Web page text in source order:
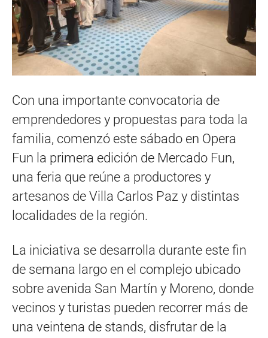
Con una importante convocatoria de
emprendedores y propuestas para toda la
familia, comenzó este sábado en Opera
Fun la primera edición de Mercado Fun,
una feria que reúne a productores y
artesanos de Villa Carlos Paz y distintas
localidades de la región.
La iniciativa se desarrolla durante este fin
de semana largo en el complejo ubicado
sobre avenida San Martín y Moreno, donde
vecinos y turistas pueden recorrer más de
una veintena de stands, disfrutar de la